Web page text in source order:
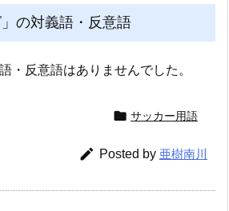
」の対義語・反意語
・反意語はありませんでした。
 サッカー用語
 Posted by 亜樹南川